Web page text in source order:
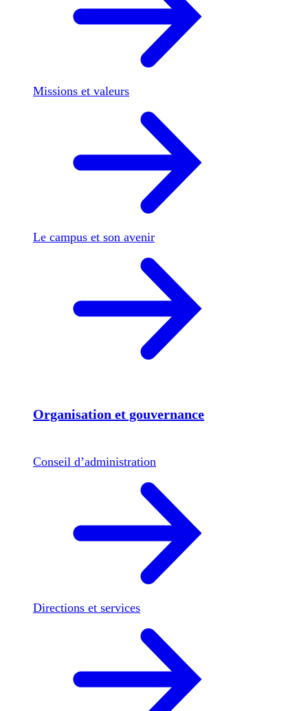
Missions et valeurs
Le campus et son avenir
Organisation et gouvernance
Conseil d’administration
Directions et services